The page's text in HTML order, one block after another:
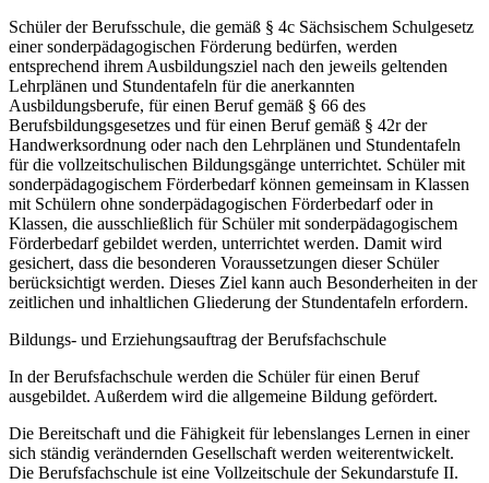
Schüler der Berufsschule, die gemäß § 4c Sächsischem Schulgesetz
einer sonderpädagogischen Förderung bedürfen, werden
entsprechend ihrem Ausbildungsziel nach den jeweils geltenden
Lehrplänen und Stundentafeln für die anerkannten
Ausbildungsberufe, für einen Beruf gemäß § 66 des
Berufsbildungsgesetzes und für einen Beruf gemäß § 42r der
Handwerksordnung oder nach den Lehrplänen und Stundentafeln
für die vollzeitschulischen Bildungsgänge unterrichtet. Schüler mit
sonderpädagogischem Förderbedarf können gemeinsam in Klassen
mit Schülern ohne sonderpädagogischen Förderbedarf oder in
Klassen, die ausschließlich für Schüler mit sonderpädagogischem
Förderbedarf gebildet werden, unterrichtet werden. Damit wird
gesichert, dass die besonderen Voraussetzungen dieser Schüler
berücksichtigt werden. Dieses Ziel kann auch Besonderheiten in der
zeitlichen und inhaltlichen Gliederung der Stundentafeln erfordern.
Bildungs- und Erziehungsauftrag der Berufsfachschule
In der Berufsfachschule werden die Schüler für einen Beruf
ausgebildet. Außerdem wird die allgemeine Bildung gefördert.
Die Bereitschaft und die Fähigkeit für lebenslanges Lernen in einer
sich ständig verändernden Gesellschaft werden weiterentwickelt.
Die Berufsfachschule ist eine Vollzeitschule der Sekundarstufe II.